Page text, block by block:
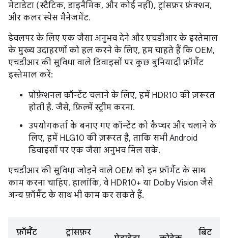
मेटाडेटा (स्टैटिक, डाइनैमिक, और कोई नहीं), ट्रांसफ़र फ़ंक्शन,
और कलर स्पेस मैनेजमेंट.
डेवलपर के लिए एक जैसा अनुभव देने और एचडीआर के इस्तेमाल
के मुख्य उदाहरणों को हल करने के लिए, हम चाहते हैं कि OEM,
एचडीआर की सुविधा वाले डिवाइसों पर कुछ बुनियादी फ़ॉर्मैट
इस्तेमाल करें:
प्रोफ़ेशनल कॉन्टेंट चलाने के लिए, हमें HDR10 की ज़रूरत
होती है. जैसे, फ़िल्में स्ट्रीम करना.
उपयोगकर्ता के बनाए गए कॉन्टेंट को कैप्चर और चलाने के
लिए, हमें HLG10 की ज़रूरत है, ताकि सभी Android
डिवाइसों पर एक जैसा अनुभव मिल सके.
एचडीआर की सुविधा जोड़ने वाले OEM को इन फ़ॉर्मैट के साथ
काम करना चाहिए. हालांकि, वे HDR10+ या Dolby Vision जैसे
अन्य फ़ॉर्मैट के साथ भी काम कर सकते हैं.
फ़ॉर्मैट ट्रांसफ़र बिट